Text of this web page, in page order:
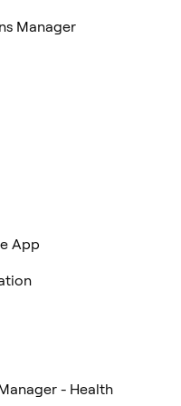
Manager
App
- Health